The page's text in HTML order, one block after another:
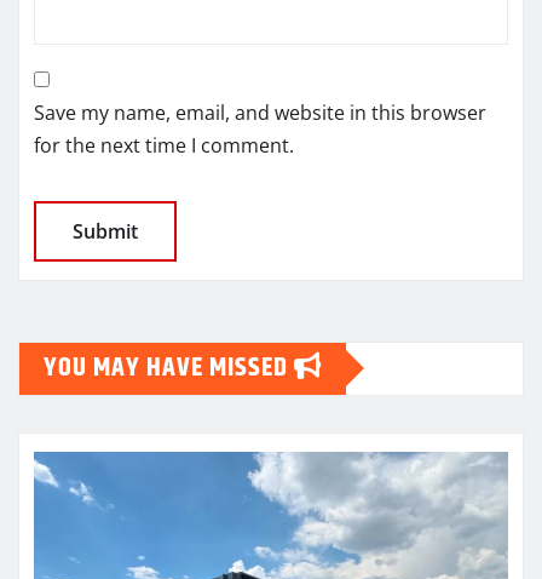
Save my name, email, and website in this browser
for the next time I comment.
YOU MAY HAVE MISSED